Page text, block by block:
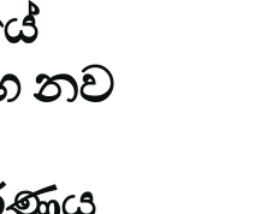
නව